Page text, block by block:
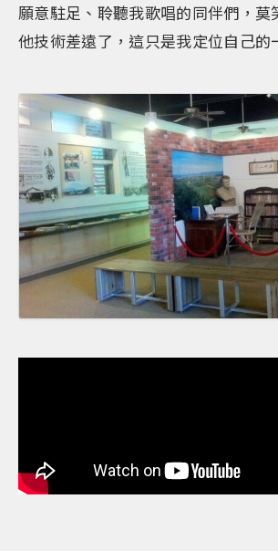
願意駐足、聆聽我歌唱的同伴們，莫
他技術差遠了，這只是我定位自己的